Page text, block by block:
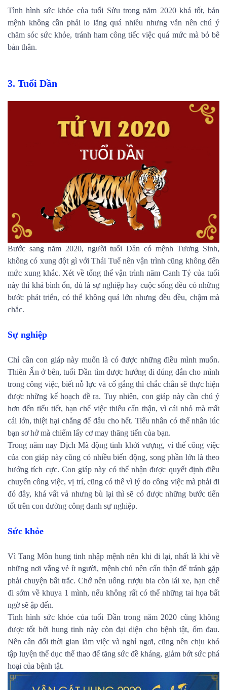
Tình hình sức khỏe của tuổi Sửu trong năm 2020 khá tốt, bản
mệnh không cần phải lo lắng quá nhiều nhưng vẫn nên chú ý
chăm sóc sức khỏe, tránh ham công tiếc việc quá mức mà bỏ bê
bản thân.
3. Tuổi Dần
Bước sang năm 2020, người tuổi Dần có mệnh Tương Sinh,
không có xung đột gì với Thái Tuế nên vận trình cũng không đến
mức xung khắc. Xét về tổng thể vận trình năm Canh Tý của tuổi
này thì khá bình ổn, dù là sự nghiệp hay cuộc sống đều có những
bước phát triển, có thể không quá lớn nhưng đều đều, chậm mà
chắc.
Sự nghiệp
Chỉ cần con giáp này muốn là có được những điều mình muốn.
Thiên Ấn ở bên, tuổi Dần tìm được hướng đi đúng đắn cho mình
trong công việc, biết nỗ lực và cố gắng thì chắc chắn sẽ thực hiện
được những kế hoạch đề ra. Tuy nhiên, con giáp này cần chú ý
hơn đến tiểu tiết, hạn chế việc thiếu cẩn thận, vì cái nhỏ mà mất
cái lớn, thiệt hại chẳng để đâu cho hết. Tiểu nhân có thể nhân lúc
bạn sơ hở mà chiếm lấy cơ may thăng tiến của bạn.
Trong năm nay Dịch Mã động tinh khởi vượng, vì thế công việc
của con giáp này cũng có nhiều biến động, song phần lớn là theo
hướng tích cực. Con giáp này có thể nhận được quyết định điều
chuyển công việc, vị trí, cũng có thể vì lý do công việc mà phải đi
đó đây, khá vất vả nhưng bù lại thì sẽ có được những bước tiến
tốt trên con đường công danh sự nghiệp.
Sức khỏe
Vì Tang Môn hung tinh nhập mệnh nên khi đi lại, nhất là khi về
những nơi vắng vẻ ít người, mệnh chủ nên cẩn thận để tránh gặp
phải chuyện bất trắc. Chớ nên uống rượu bia còn lái xe, hạn chế
đi sớm về khuya 1 mình, nếu không rất có thể những tai họa bất
ngờ sẽ ập đến.
Tình hình sức khỏe của tuổi Dần trong năm 2020 cũng không
được tốt bởi hung tinh này còn đại diện cho bệnh tật, ốm đau.
Nên cân đối thời gian làm việc và nghỉ ngơi, cũng nên chịu khó
tập luyện thể dục thể thao để tăng sức đề kháng, giảm bớt sức phá
hoại của bệnh tật.